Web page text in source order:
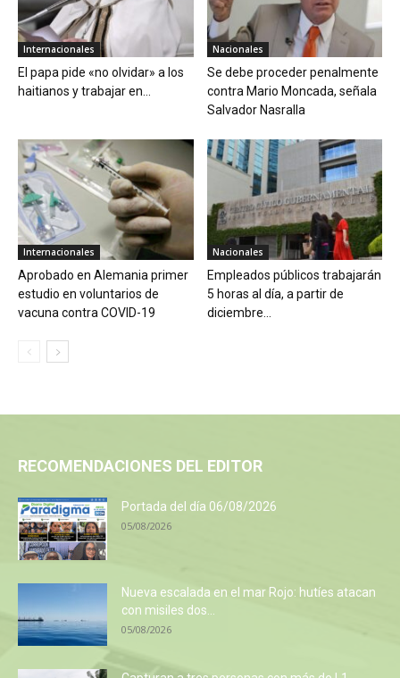
Internacionales
El papa pide «no olvidar» a los
haitianos y trabajar en...
Nacionales
Se debe proceder penalmente
contra Mario Moncada, señala
Salvador Nasralla
Internacionales
Aprobado en Alemania primer
estudio en voluntarios de
vacuna contra COVID-19
Nacionales
Empleados públicos trabajarán
5 horas al día, a partir de
diciembre...
RECOMENDACIONES DEL EDITOR
Portada del día 06/08/2026
05/08/2026
Nueva escalada en el mar Rojo: hutíes atacan
con misiles dos...
05/08/2026